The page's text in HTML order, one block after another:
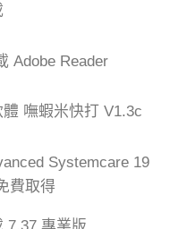
Adobe Reader
嘸蝦米快打 V1.3c
Systemcare 19
費取得